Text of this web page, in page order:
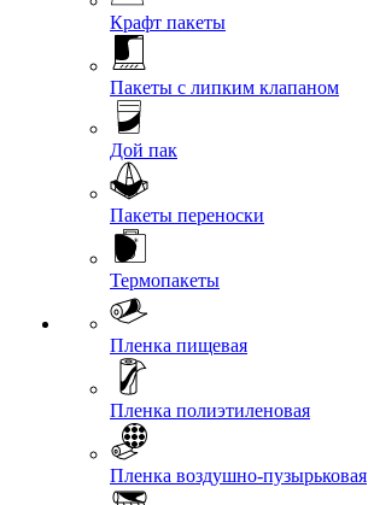
Крафт пакеты
Пакеты с липким клапаном
Дой пак
Пакеты переноски
Термопакеты
Пленка пищевая
Пленка полиэтиленовая
Пленка воздушно-пузырьковая